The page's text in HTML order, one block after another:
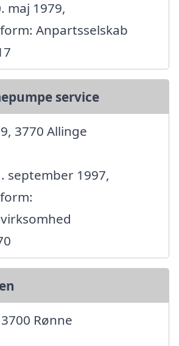
maj 1979,
Anpartsselskab
service
3770 Allinge
september 1997,
Rønne